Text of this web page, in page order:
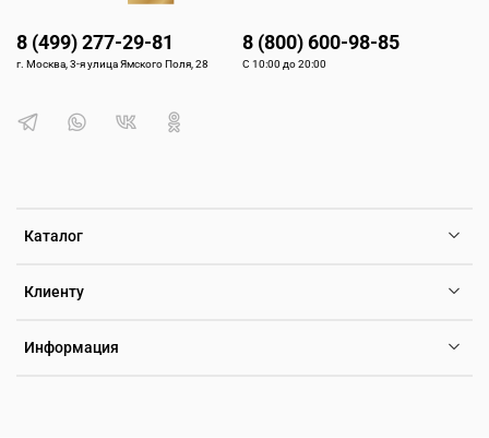
Каталог
Клиенту
Информация
8 (499) 277-29-81
г. Москва, 3-я улица Ямского Поля, 28
8 (800) 600-98-85
С 10:00 до 20:00